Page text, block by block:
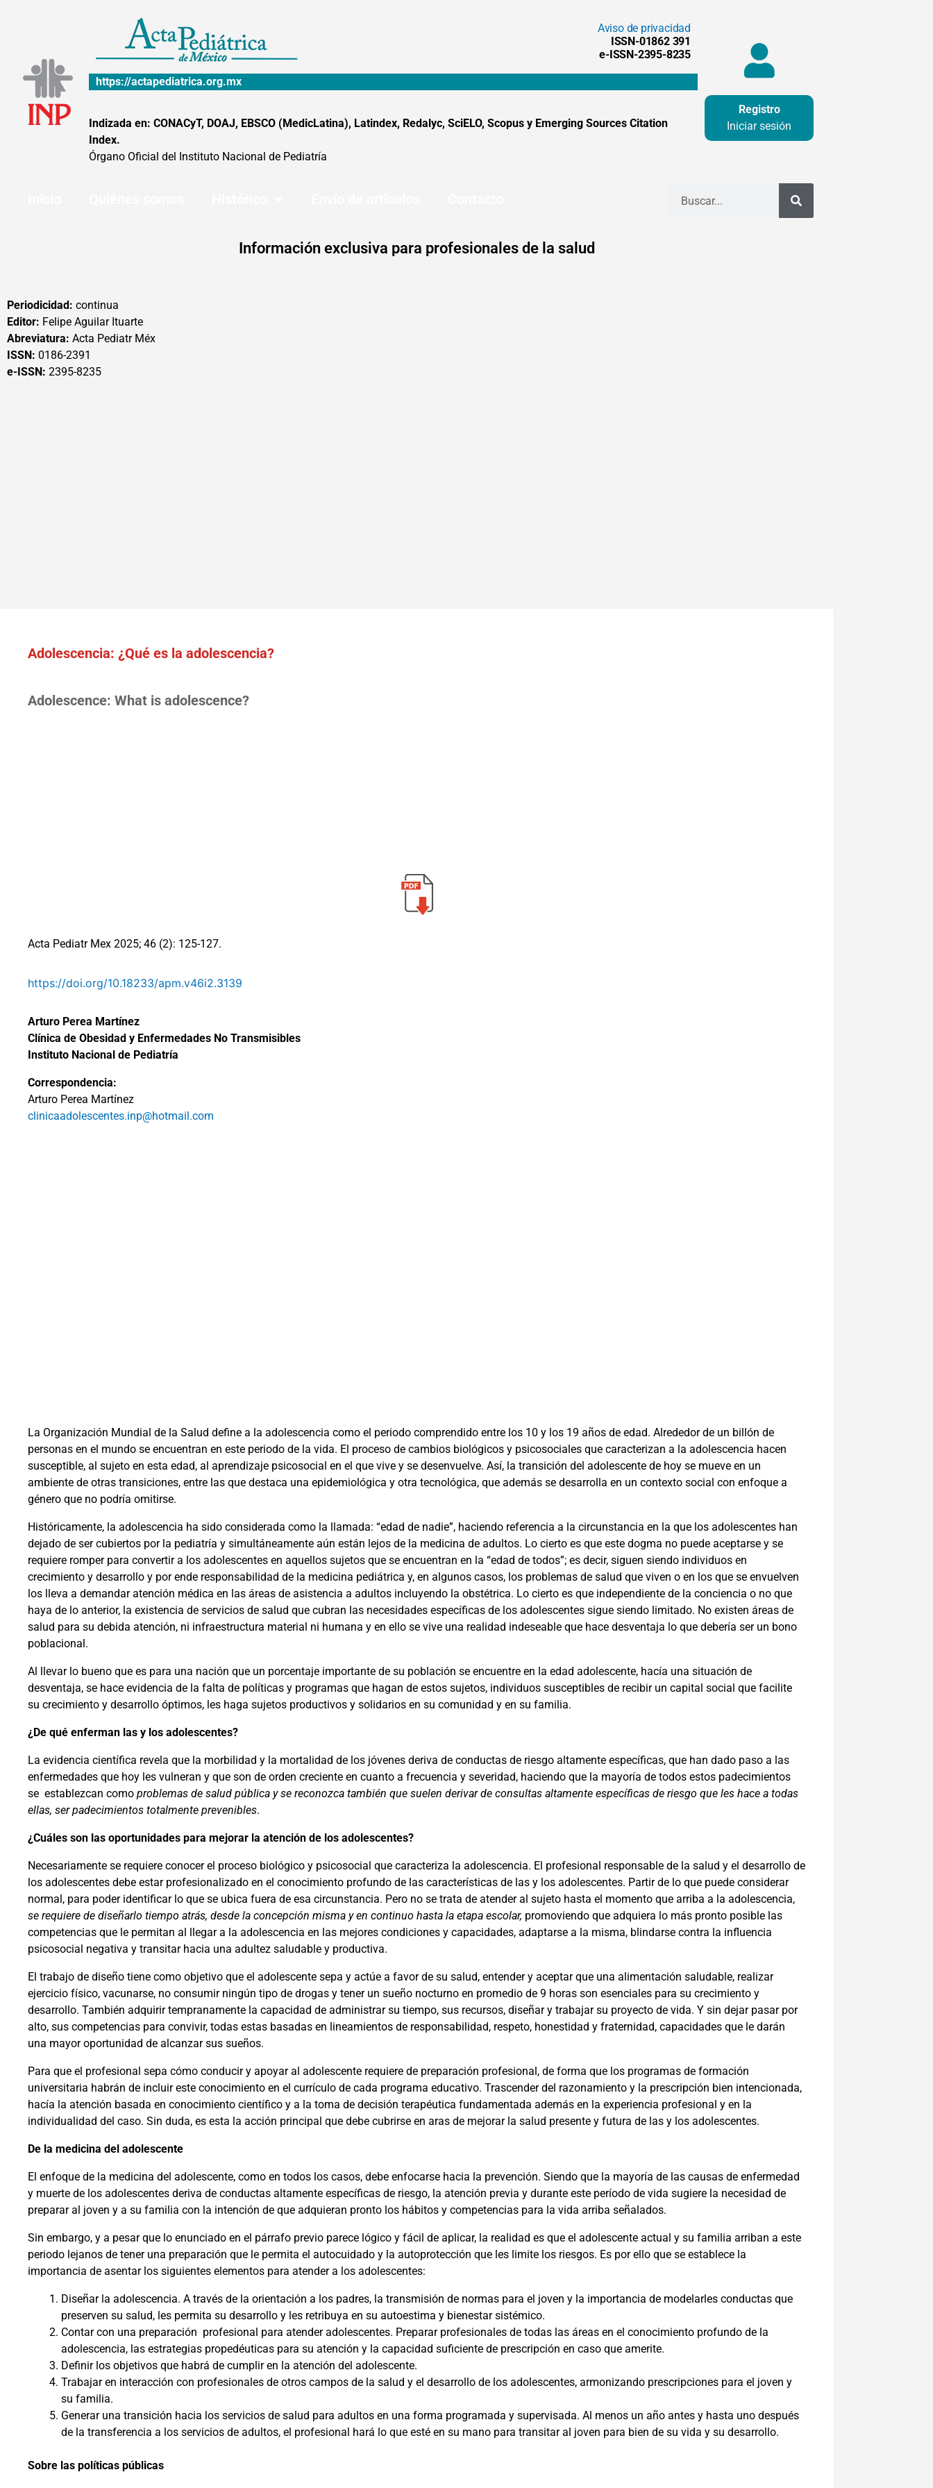
Aviso de privacidad
ISSN-01862 391
e-ISSN-2395-8235
https://actapediatrica.org.mx
Indizada en: CONACyT, DOAJ, EBSCO (MedicLatina), Latindex, Redalyc, SciELO, Scopus y Emerging Sources Citation
Index.
Órgano Oficial del Instituto Nacional de Pediatría
Registro
Iniciar sesión
Información exclusiva para profesionales de la salud
Periodicidad: continua
Editor: Felipe Aguilar Ituarte
Abreviatura: Acta Pediatr Méx
ISSN: 0186-2391
e-ISSN: 2395-8235
Adolescencia: ¿Qué es la adolescencia?
Adolescence: What is adolescence?
Acta Pediatr Mex 2025; 46 (2): 125-127.
https://doi.org/10.18233/apm.v46i2.3139
Arturo Perea Martínez
Clínica de Obesidad y Enfermedades No Transmisibles
Instituto Nacional de Pediatría
Correspondencia:
Arturo Perea Martínez
clinicaadolescentes.inp@hotmail.com
La Organización Mundial de la Salud define a la adolescencia como el periodo comprendido entre los 10 y los 19 años de edad. Alrededor de un billón de
personas en el mundo se encuentran en este periodo de la vida. El proceso de cambios biológicos y psicosociales que caracterizan a la adolescencia hacen
susceptible, al sujeto en esta edad, al aprendizaje psicosocial en el que vive y se desenvuelve. Así, la transición del adolescente de hoy se mueve en un
ambiente de otras transiciones, entre las que destaca una epidemiológica y otra tecnológica, que además se desarrolla en un contexto social con enfoque a
género que no podría omitirse.
Históricamente, la adolescencia ha sido considerada como la llamada: “edad de nadie”, haciendo referencia a la circunstancia en la que los adolescentes han
dejado de ser cubiertos por la pediatría y simultáneamente aún están lejos de la medicina de adultos. Lo cierto es que este dogma no puede aceptarse y se
requiere romper para convertir a los adolescentes en aquellos sujetos que se encuentran en la “edad de todos”; es decir, siguen siendo individuos en
crecimiento y desarrollo y por ende responsabilidad de la medicina pediátrica y, en algunos casos, los problemas de salud que viven o en los que se envuelven
los lleva a demandar atención médica en las áreas de asistencia a adultos incluyendo la obstétrica. Lo cierto es que independiente de la conciencia o no que
haya de lo anterior, la existencia de servicios de salud que cubran las necesidades específicas de los adolescentes sigue siendo limitado. No existen áreas de
salud para su debida atención, ni infraestructura material ni humana y en ello se vive una realidad indeseable que hace desventaja lo que debería ser un bono
poblacional.
Al llevar lo bueno que es para una nación que un porcentaje importante de su población se encuentre en la edad adolescente, hacía una situación de
desventaja, se hace evidencia de la falta de políticas y programas que hagan de estos sujetos, individuos susceptibles de recibir un capital social que facilite
su crecimiento y desarrollo óptimos, les haga sujetos productivos y solidarios en su comunidad y en su familia.
¿De qué enferman las y los adolescentes?
La evidencia científica revela que la morbilidad y la mortal idad de los jóvenes deriva de conductas de riesgo altamente específicas, que han dado paso a las
enfermedades que hoy les vulneran y que son de orden creciente en cuanto a frecuencia y severidad, haciendo que la mayoría de todos estos padecimientos
se establezcan como problemas de salud pública y se reconozca también que suelen derivar de consultas altamente específicas de riesgo que les hace a todas
ellas, ser padecimientos totalmente prevenibles.
¿Cuáles son las oportunidades para mejorar la atención de los adolescentes?
Necesariamente se requiere conocer el proceso biológico y psicosocial que caracteriza la adolescencia. El profesional responsable de la salud y el desarrollo de
los adolescentes debe estar profesionalizado en el conocimiento profundo de las características de las y los adolescentes. Partir de lo que puede considerar
normal, para poder identificar lo que se ubica fuera de esa circunstancia. Pero no se trata de atender al sujeto hasta el momento que arriba a la adolescencia,
se requiere de diseñarlo tiempo atrás, desde la concepción misma y en continuo hasta la etapa escolar, promoviendo que adquiera lo más pronto posible las
competencias que le permitan al llegar a la adolescencia en las mejores condiciones y capacidades, adaptarse a la misma, blindarse contra la influencia
psicosocial negativa y transitar hacia una adultez saludable y productiva.
El trabajo de diseño tiene como objetivo que el adolescente sepa y actúe a favor de su salud, entender y aceptar que una alimentación saludable, realizar
ejercicio físico, vacunarse, no consumir ningún tipo de drogas y tener un sueño nocturno en promedio de 9 horas son esenciales para su crecimiento y
desarrollo. También adquirir tempranamente la capacidad de administrar su tiempo, sus recursos, diseñar y trabajar su proyecto de vida. Y sin dejar pasar por
alto, sus competencias para convivir, todas estas basadas en lineamientos de responsabilidad, respeto, honestidad y fraternidad, capacidades que le darán
una mayor oportunidad de alcanzar sus sueños.
Para que el profesional sepa cómo conducir y apoyar al adolescente requiere de preparación profesional, de forma que los programas de formación
universitaria habrán de incluir este conocimiento en el currículo de cada programa educativo. Trascender del razonamiento y la prescripción bien intencionada,
hacía la atención basada en conocimiento científico y a la toma de decisión terapéutica fundamentada además en la experiencia profesional y en la
individualidad del caso. Sin duda, es esta la acción principal que debe cubrirse en aras de mejorar la salud presente y futura de las y los adolescentes.
De la medicina del adolescente
El enfoque de la medicina del adolescente, como en todos los casos, debe enfocarse hacia la prevención. Siendo que la mayoría de las causas de enfermedad
y muerte de los adolescentes deriva de conductas altamente específicas de riesgo, la atención previa y durante este período de vida sugiere la necesidad de
preparar al joven y a su familia con la intención de que adquieran pronto los hábitos y competencias para la vida arriba señalados.
Sin embargo, y a pesar que lo enunciado en el párrafo previo parece lógico y fácil de aplicar, la realidad es que el adolescente actual y su familia arriban a este
periodo lejanos de tener una preparación que le permita el autocuidado y la autoprotección que les limite los riesgos. Es por ello que se establece la
importancia de asentar los siguientes elementos para atender a los adolescentes:
Diseñar la adolescencia. A través de la orientación a los padres, la transmisión de normas para el joven y la importancia de modelarles conductas que
preserven su salud, les permita su desarrollo y les retribuya en su autoestima y bienestar sistémico.
Contar con una preparación profesional para atender adolescentes. Preparar profesionales de todas las áreas en el conocimiento profundo de la
adolescencia, las estrategias propedéuticas para su atención y la capacidad suficiente de prescripción en caso que amerite.
Definir los objetivos que habrá de cumplir en la atención de l adolescente.
Trabajar en interacción con profesionales de otros campos de la salud y el desarrollo de los adolescentes, armonizando prescripciones para el joven y
su familia.
Generar una transición hacia los servicios de salud para adultos en una forma programada y supervisada. Al menos un año antes y hasta uno después
de la transferencia a los servicios de adultos, el profesional hará lo que esté en su mano para transitar al joven para bien de su vida y su desarrollo.
Sobre las políticas públicas